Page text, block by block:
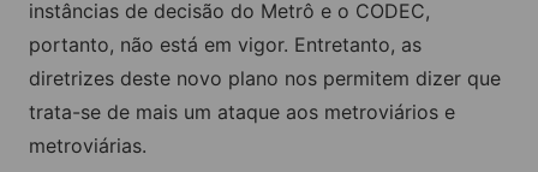
instâncias de decisão do Metrô e o CODEC,
portanto, não está em vigor. Entretanto, as
diretrizes deste novo plano nos permitem dizer que
trata-se de mais um ataque aos metroviários e
metroviárias.